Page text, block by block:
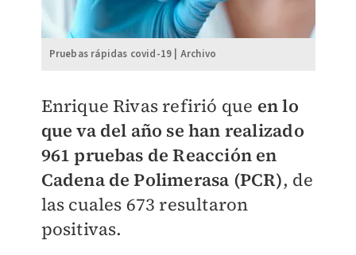
Pruebas rápidas covid-19 | Archivo
Enrique Rivas refirió que en lo
que va del año se han realizado
961 pruebas de Reacción en
Cadena de Polimerasa (PCR), de
las cuales 673 resultaron
positivas.